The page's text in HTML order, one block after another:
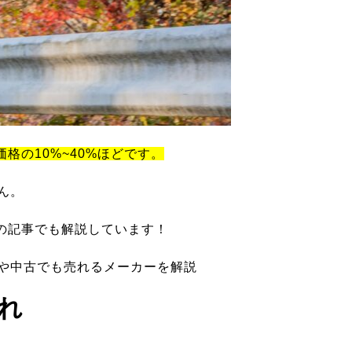
格の10%~40%ほどです。
。
事でも解説しています！
中古でも売れるメーカーを解説